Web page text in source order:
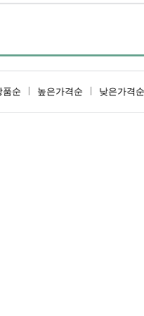
품순 높은가격순 낮은가격순